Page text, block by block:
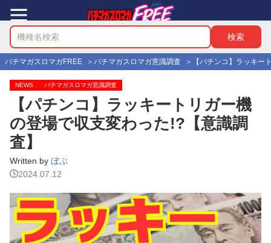
パチマガスロマガFREE パチマガスロマガ意識調査 【パチンコ】ラッキー
NEWS パチマガスロマガ意識調査
【パチンコ】ラッキートリガー機
の登場で収支変わった!?【意識調
査】
Written by ぼぶ
2024.07.12